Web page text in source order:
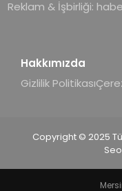
Reklam & İşbirliği:
Hakkımızda
Gizlilik Politikası
Copyright © 2025